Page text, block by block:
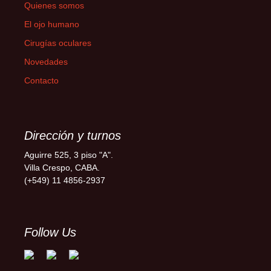
Quienes somos
El ojo humano
Cirugías oculares
Novedades
Contacto
Dirección y turnos
Aguirre 525, 3 piso "A".
Villa Crespo, CABA.
(+549) 11 4856-2937
Follow Us